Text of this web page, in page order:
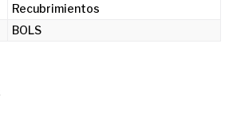
Recubrimientos
BOLS